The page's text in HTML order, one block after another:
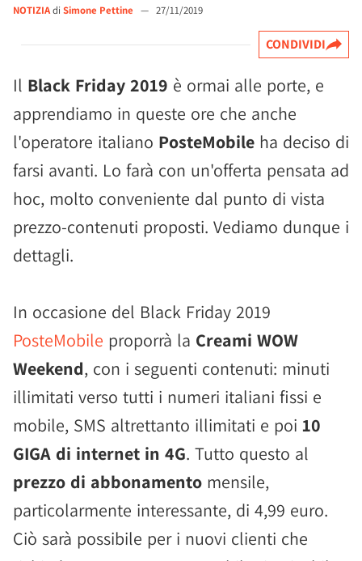
NOTIZIAdi Simone Pettine — 27/11/2019
CONDIVIDI
Il Black Friday 2019 è ormai alle porte, e
apprendiamo in queste ore che anche
l'operatore italiano PosteMobile ha deciso di
farsi avanti. Lo farà con un'offerta pensata ad
hoc, molto conveniente dal punto di vista
prezzo-contenuti proposti. Vediamo dunque i
dettagli.
In occasione del Black Friday 2019
PosteMobile proporrà la Creami WOW
Weekend, con i seguenti contenuti: minuti
illimitati verso tutti i numeri italiani fissi e
mobile, SMS altrettanto illimitati e poi 10
GIGA di internet in 4G. Tutto questo al
prezzo di abbonamento mensile,
particolarmente interessante, di 4,99 euro.
Ciò sarà possibile per i nuovi clienti che